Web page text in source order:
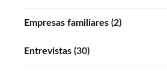
Empresas familiares (2)
Entrevistas (30)